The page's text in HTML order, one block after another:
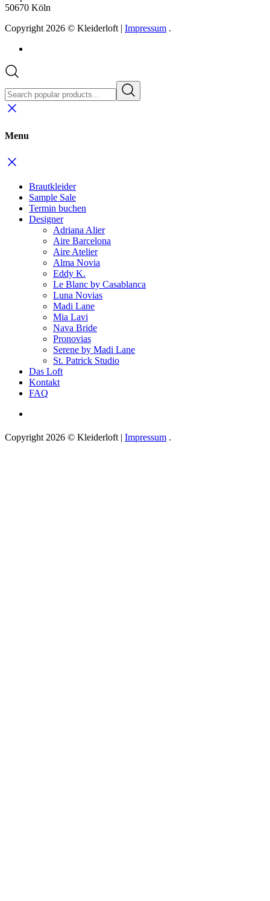
50670 Köln
Copyright 2026 © Kleiderloft | Impressum .
Menu
Brautkleider
Sample Sale
Termin buchen
Designer
Adriana Alier
Aire Barcelona
Aire Atelier
Alma Novia
Eddy K.
Le Blanc by Casablanca
Luna Novias
Madi Lane
Mia Lavi
Nava Bride
Pronovias
Serene by Madi Lane
St. Patrick Studio
Das Loft
Kontakt
FAQ
Copyright 2026 © Kleiderloft | Impressum .